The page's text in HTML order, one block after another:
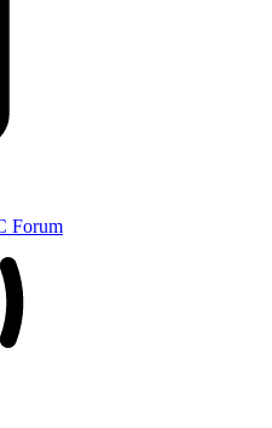
Forum